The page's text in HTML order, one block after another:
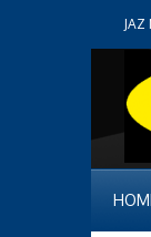
JAZ